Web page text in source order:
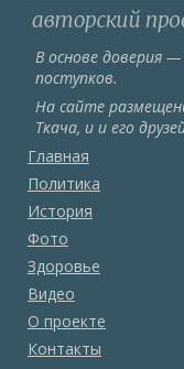
В основе доверия
поступков.
На сайте
Ткача, и и его
Главная
Политика
История
Фото
Здоровье
Видео
О проекте
Контакты